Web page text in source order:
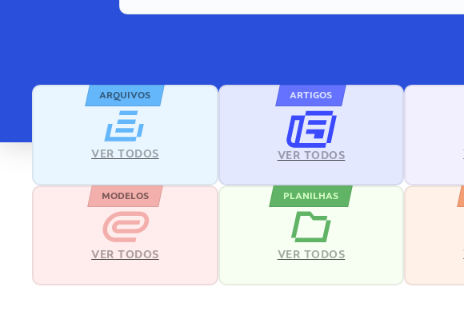
ARQUIVOS
VER TODOS
ARTIGOS
VER TODOS
MODELOS
VER TODOS
PLANILHAS
VER TODOS